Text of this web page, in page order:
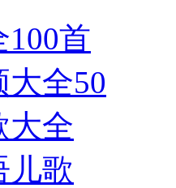
100首
大全50
大全
儿歌